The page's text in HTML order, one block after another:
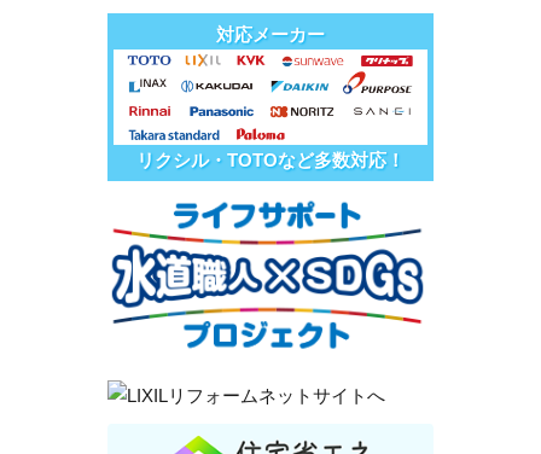
対応メーカー
リクシル・TOTOなど多数対応！